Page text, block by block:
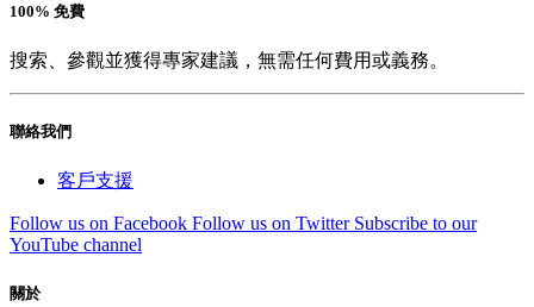
100% 免費
搜索、參觀並獲得專家建議，無需任何費用或義務。
聯絡我們
客戶支援
Follow us on Facebook Follow us on Twitter Subscribe to our
YouTube channel
關於